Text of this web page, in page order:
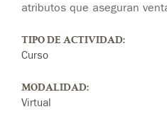
atributos que aseguran
TIPO DE ACTIVIDAD:
Curso
MODALIDAD:
Virtual